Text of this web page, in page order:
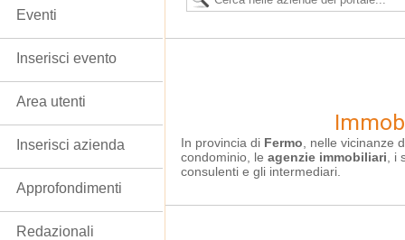
In provincia di Fermo , nelle vicinanze
condominio, le agenzie immobiliari ,
consulenti e gli intermediari.
Eventi
Inserisci evento
Area utenti
Inserisci azienda
Approfondimenti
Redazionali